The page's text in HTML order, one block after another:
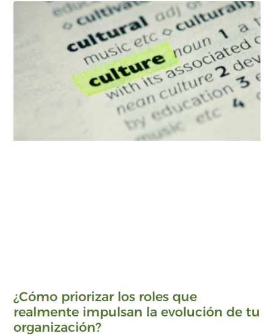
¿Cómo priorizar los roles que
realmente impulsan la evolución de tu
organización?